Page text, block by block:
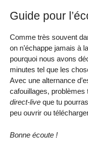
Guide pour
Comme très souvent
on n’échappe jamais à
pourquoi nous avons
minutes tel que les
Avec une alternance
cafouillages, problèmes
direct-live que tu
peu ouvrir ou
Bonne écoute !